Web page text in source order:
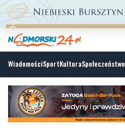
WiadomościSportKulturaSpołeczeństwo